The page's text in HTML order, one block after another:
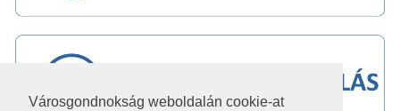
Városgondnokság weboldalán cookie-at